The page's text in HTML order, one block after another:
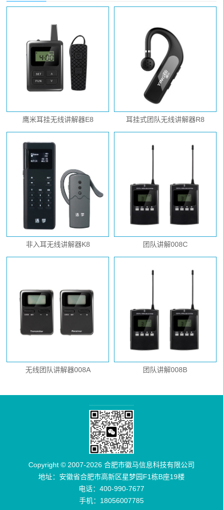
鹰米耳挂无线讲解器E8 耳挂式团队无线讲解器R8
非入耳无线讲解器K8 团队讲解008C
无线团队讲解器008A 团队讲解008B
Copyright © 2007-2026 合肥市徽马信息科技有限公司
地址：安徽省合肥市高新区星梦园F1栋B座19楼
电话：400-990-7677
手机：18056007785